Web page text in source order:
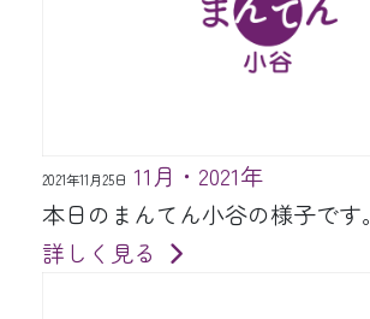
2021年11月25日 11月・2021年
本日のまんてん小谷の様子です。
詳しく見る